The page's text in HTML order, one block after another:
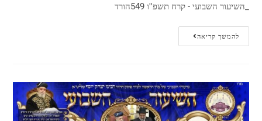
_השיעור השבועי - קרח תשפ''ו 549הורד
להמשך קריאה